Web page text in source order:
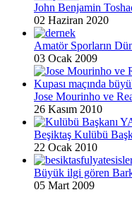
John Benjamin
02 Haziran 2020
Amatör Sporların
03 Ocak 2009
Jose Mourinho ve
26 Kasım 2010
Beşiktaş Kulübü
22 Ocak 2010
Büyük ilgi gören
05 Mart 2009